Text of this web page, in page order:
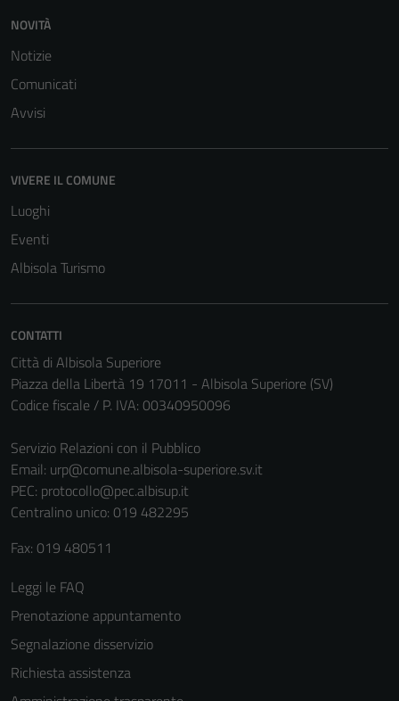
NOVITÀ
Notizie
Comunicati
Avvisi
VIVERE IL COMUNE
Luoghi
Eventi
Albisola Turismo
CONTATTI
Città di Albisola Superiore
Piazza della Libertà 19 17011 - Albisola Superiore (SV)
Codice fiscale / P. IVA: 00340950096
Servizio Relazioni con il Pubblico
Email: urp@comune.albisola-superiore.sv.it
PEC: protocollo@pec.albisup.it
Centralino unico: 019 482295
Fax: 019 480511
Leggi le FAQ
Prenotazione appuntamento
Segnalazione disservizio
Richiesta assistenza
sono necessari
Questi cookie